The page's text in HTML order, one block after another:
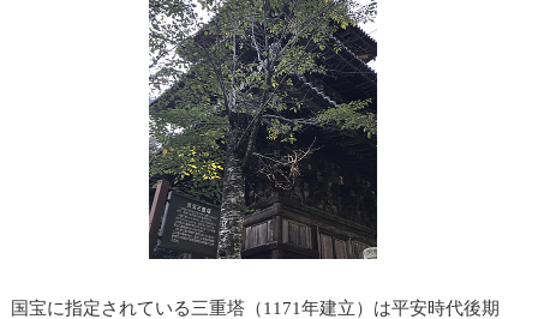
国宝に指定されている三重塔（1171年建立）は平安時代後期